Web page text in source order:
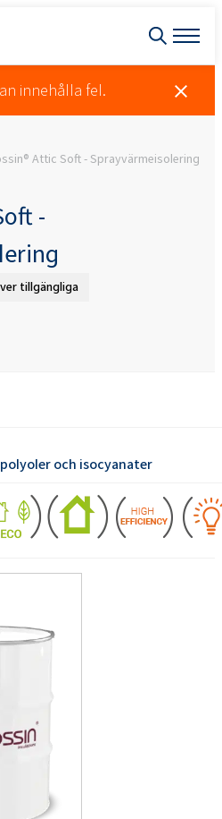
innehålla fel.
Attic Soft - Sprayvärmeisolering
-
tillgängliga
och isocyanater